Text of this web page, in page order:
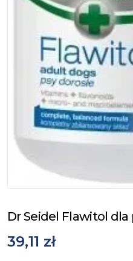
Dr Seidel Flawitol
39,11 zł